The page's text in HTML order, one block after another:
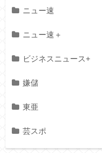
ニュー速
ニュー速＋
ビジネスニュース+
嫌儲
東亜
芸スポ